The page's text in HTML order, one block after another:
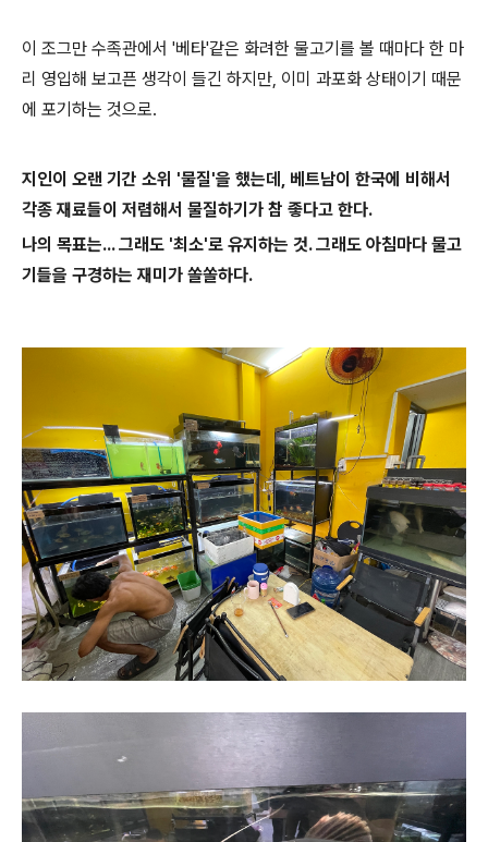
이 조그만 수족관에서 '베타'같은 화려한 물고기를 볼 때마다 한 마
리 영입해 보고픈 생각이 들긴 하지만, 이미 과포화 상태이기 때문
에 포기하는 것으로.
지인이 오랜 기간 소위 '물질'을 했는데, 베트남이 한국에 비해서
각종 재료들이 저렴해서 물질하기가 참 좋다고 한다.
나의 목표는... 그래도 '최소'로 유지하는 것. 그래도 아침마다 물고
기들을 구경하는 재미가 쏠쏠하다.